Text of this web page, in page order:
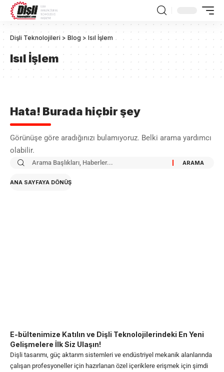
Dişli Teknolojileri > Blog > Isıl İşlem
Isıl İşlem
Hata! Burada hiçbir şey
Görünüşe göre aradığınızı bulamıyoruz. Belki arama yardımcı
olabilir.
ANA SAYFAYA DÖNÜŞ
E-bültenimize Katılın ve Dişli Teknolojilerindeki En Yeni
Gelişmelere İlk Siz Ulaşın!
Dişli tasarımı, güç aktarım sistemleri ve endüstriyel mekanik alanlarında
çalışan profesyoneller için hazırlanan özel içeriklere erişmek için şimdi